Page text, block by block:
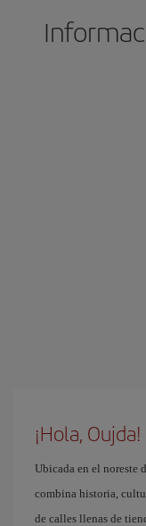
¡Hola, Oujda!
Ubicada en el noreste
combina historia,
de calles llenas de